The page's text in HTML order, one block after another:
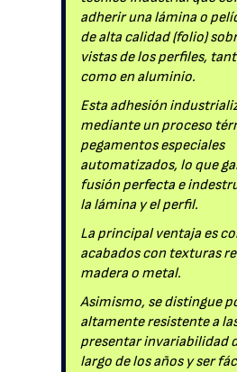
adherir una lámina o
de alta calidad (folio)
vistas de los perfiles,
como en aluminio.
Esta adhesión
mediante un proceso
pegamentos especiales
automatizados, lo que
fusión perfecta e
la lámina y el perfil.
La principal ventaja es
acabados con texturas
madera o metal.
Asimismo, se distingue
altamente resistente a
presentar invariabilidad
largo de los años y ser